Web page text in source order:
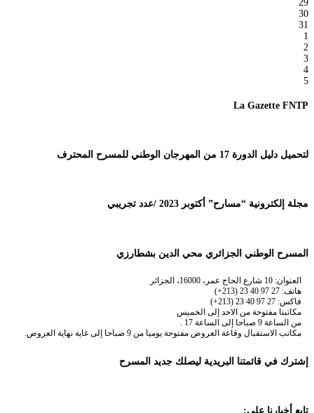
29
30
31
1
2
3
4
5
La Gazette FNTP
لتحميل دليل الدورة 17 من المهرجان الوطني للمسرح المحترف
مجلة إلكترونية “مسارح” أكتوبر 2023 /عدد تجريبي
المسرح الوطني الجزائري محي الدين بشطارزي
العنوان: 10 شارع الحاج عمر، 16000، الجزائر
هاتف: 27 97 40 23 (213+)
فاكس: 27 97 40 23 (213+)
مكاتبنا مفتوحة من الاحد إلى الخميس
من الساعة 9 صباحا إلى الساعة 17 .
مكاتب الاستقبال وقاعة العروض مفتوحة يوميا من 9 صباحا إلى غاية نهاية العروض.
إشترك في قائمتنا البريدية ليصلك جديد المسرح
تابع أخبارنا على: